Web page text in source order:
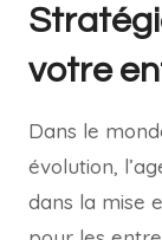
votre
Dans le
évolution,
dans la mise